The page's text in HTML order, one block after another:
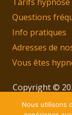
Questions
Info pratiques
Adresses de
Vous êtes
Copyright ©
Privium –
Nous utilisons